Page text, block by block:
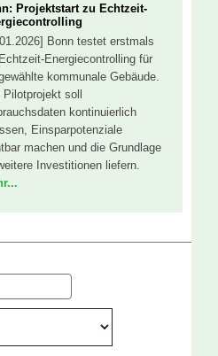
Projektstart zu Echtzeit-
Bonn testet erstmals
Energiecontrolling für
kommunale Gebäude.
Pilotprojekt soll
kontinuierlich
Einsparpotenziale
machen und die Grundlage
Investitionen liefern.